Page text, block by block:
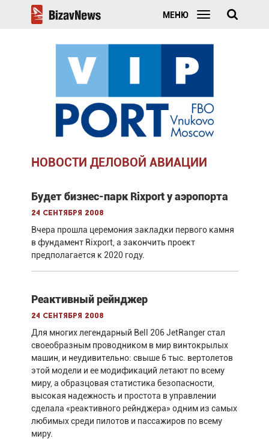
МЕНЮ
НОВОСТИ ДЕЛОВОЙ АВИАЦИИ
Будет бизнес-парк Rixport у аэропорта
24 сентября 2008
Вчера прошла церемония закладки первого камня
в фундамент Rixport, а закончить проект
предполагается к 2020 году.
Реактивный рейнджер
24 сентября 2008
Для многих легендарный Bell 206 JetRanger стал
своеобразным проводником в мир винтокрылых
машин, и неудивительно: свыше 6 тыс. вертолетов
этой модели и ее модификаций летают по всему
миру, а образцовая статистика безопасности,
высокая надежность и простота в управлении
сделала «реактивного рейнджера» одним из самых
любимых среди пилотов и пассажиров по всему
миру.